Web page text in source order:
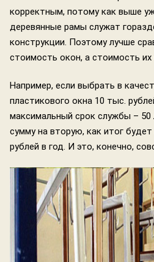
корректным, потому как выше
деревянные рамы служат
конструкции. Поэтому лучше
стоимость окон, а стоимость
Например, если выбрать в
пластикового окна 10 тыс.
максимальный срок службы – 50
сумму на вторую, как итог
рублей в год. И это, конечно,